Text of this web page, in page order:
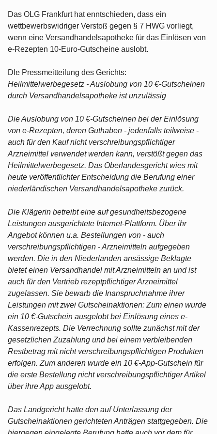
Das OLG Frankfurt hat enntschieden, dass ein
wettbewerbswidriger Verstoß gegen § 7 HWG vorliegt,
wenn eine Versandhandelsapotheke für das Einlösen von
e-Rezepten 10-Euro-Gutscheine auslobt.
DIe Pressmeitteilung des Gerichts:
Heilmittelwerbegesetz - Auslobung von 10 €-Gutscheinen
durch Versandhandelsapotheke ist unzulässig
Die Auslobung von 10 €-Gutscheinen bei der Einlösung
von e-Rezepten, deren Guthaben - jedenfalls teilweise -
auch für den Kauf nicht verschreibungspflichtiger
Arzneimittel verwendet werden kann, verstößt gegen das
Heilmittelwerbegesetz. Das Oberlandesgericht wies mit
heute veröffentlichter Entscheidung die Berufung einer
niederländischen Versandhandelsapotheke zurück.
Die Klägerin betreibt eine auf gesundheitsbezogene
Leistungen ausgerichtete Internet-Plattform. Über ihr
Angebot können u.a. Bestellungen von - auch
verschreibungspflichtigen - Arzneimitteln aufgegeben
werden. Die in den Niederlanden ansässige Beklagte
bietet einen Versandhandel mit Arzneimitteln an und ist
auch für den Vertrieb rezeptpflichtiger Arzneimittel
zugelassen. Sie bewarb die Inanspruchnahme ihrer
Leistungen mit zwei Gutscheinaktionen: Zum einen wurde
ein 10 €-Gutschein ausgelobt bei Einlösung eines e-
Kassenrezepts. Die Verrechnung sollte zunächst mit der
gesetzlichen Zuzahlung und bei einem verbleibenden
Restbetrag mit nicht verschreibungspflichtigen Produkten
erfolgen. Zum anderen wurde ein 10 €-App-Gutschein für
die erste Bestellung nicht verschreibungspflichtiger Artikel
über ihre App ausgelobt.
Das Landgericht hatte den auf Unterlassung der
Gutscheinaktionen gerichteten Anträgen stattgegeben. Die